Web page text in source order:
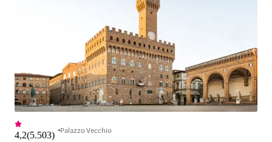
4,2(5.503) Palazzo Vecchio